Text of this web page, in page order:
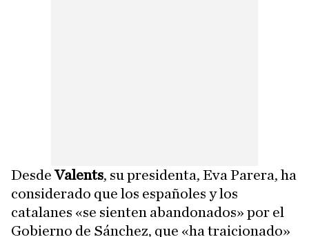
DesdeValents, su presidenta, Eva Parera, ha
considerado que los españoles y los
catalanes «se sienten abandonados» por el
Gobierno de Sánchez, que «ha traicionado»